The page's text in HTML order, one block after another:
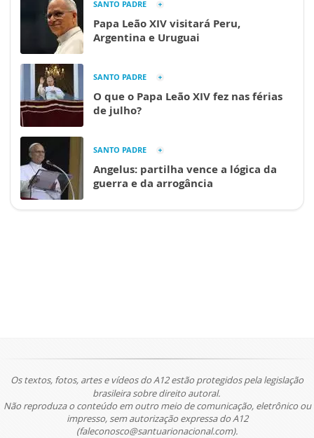
SANTO PADRE
Papa Leão XIV visitará Peru,
Argentina e Uruguai
SANTO PADRE
O que o Papa Leão XIV fez nas férias
de julho?
SANTO PADRE
Angelus: partilha vence a lógica da
guerra e da arrogância
Os textos, fotos, artes e vídeos do A12 estão protegidos pela legislação
brasileira sobre direito autoral.
Não reproduza o conteúdo em outro meio de comunicação, eletrônico ou
impresso, sem autorização expressa do A12
(faleconosco@santuarionacional.com).